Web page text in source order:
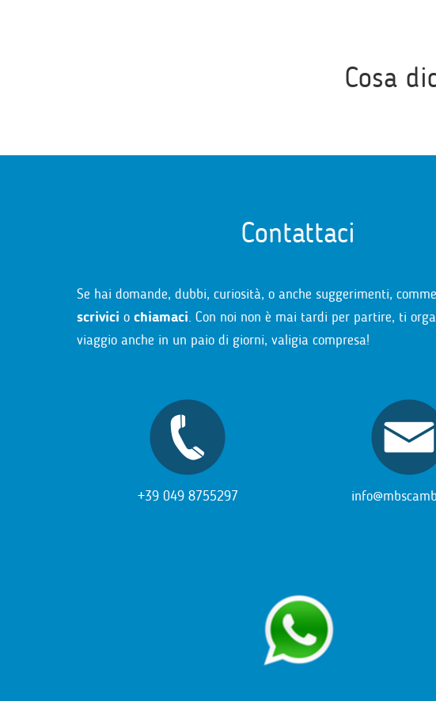
Cosa
Contattaci
Se hai domande, dubbi, curiosità, o anche suggerimenti,
scrivici o chiamaci. Con noi non è mai tardi per partire, ti
viaggio anche in un paio di giorni, valigia compresa!
+39 049 8755297